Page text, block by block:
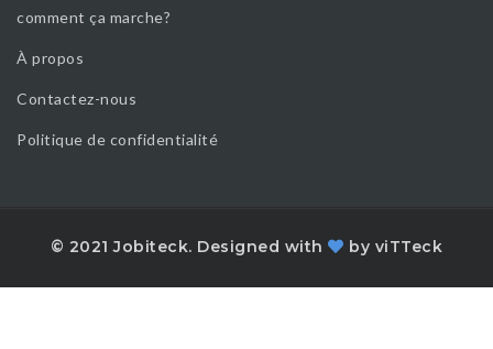
comment ça marche?
À propos
Contactez-nous
Politique de confidentialité
© 2021 Jobiteck. Designed with by viTTeck